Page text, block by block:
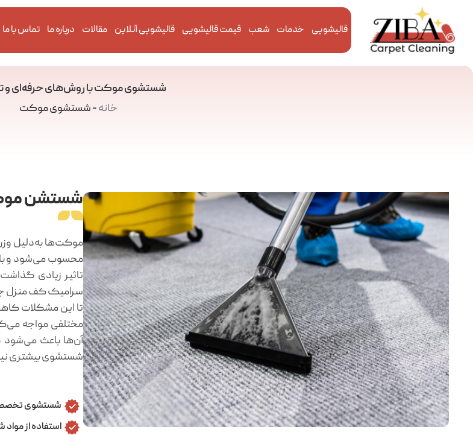
قالیشویی خدمات شعب قیمت قالیشویی قالیشویی آنلاین مقالات درباره ما تماس با ما
شستشوی موکت با روش‌های حرفه‌ای و
خانه-شستشوی موکت
شستشن
موکت‌ها به‌دلیل
محسوب می‌شود و با
تاثیر زیادی
سرامیک کف منزل
تا این مشکلات
مختلفی مواجه
آن‌ها باعث می‌شود
شستشوی بیشتری
شستشوی
استفاده از مواد